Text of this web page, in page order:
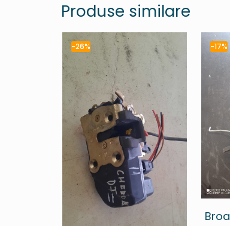
Produse similare
-26% -17%